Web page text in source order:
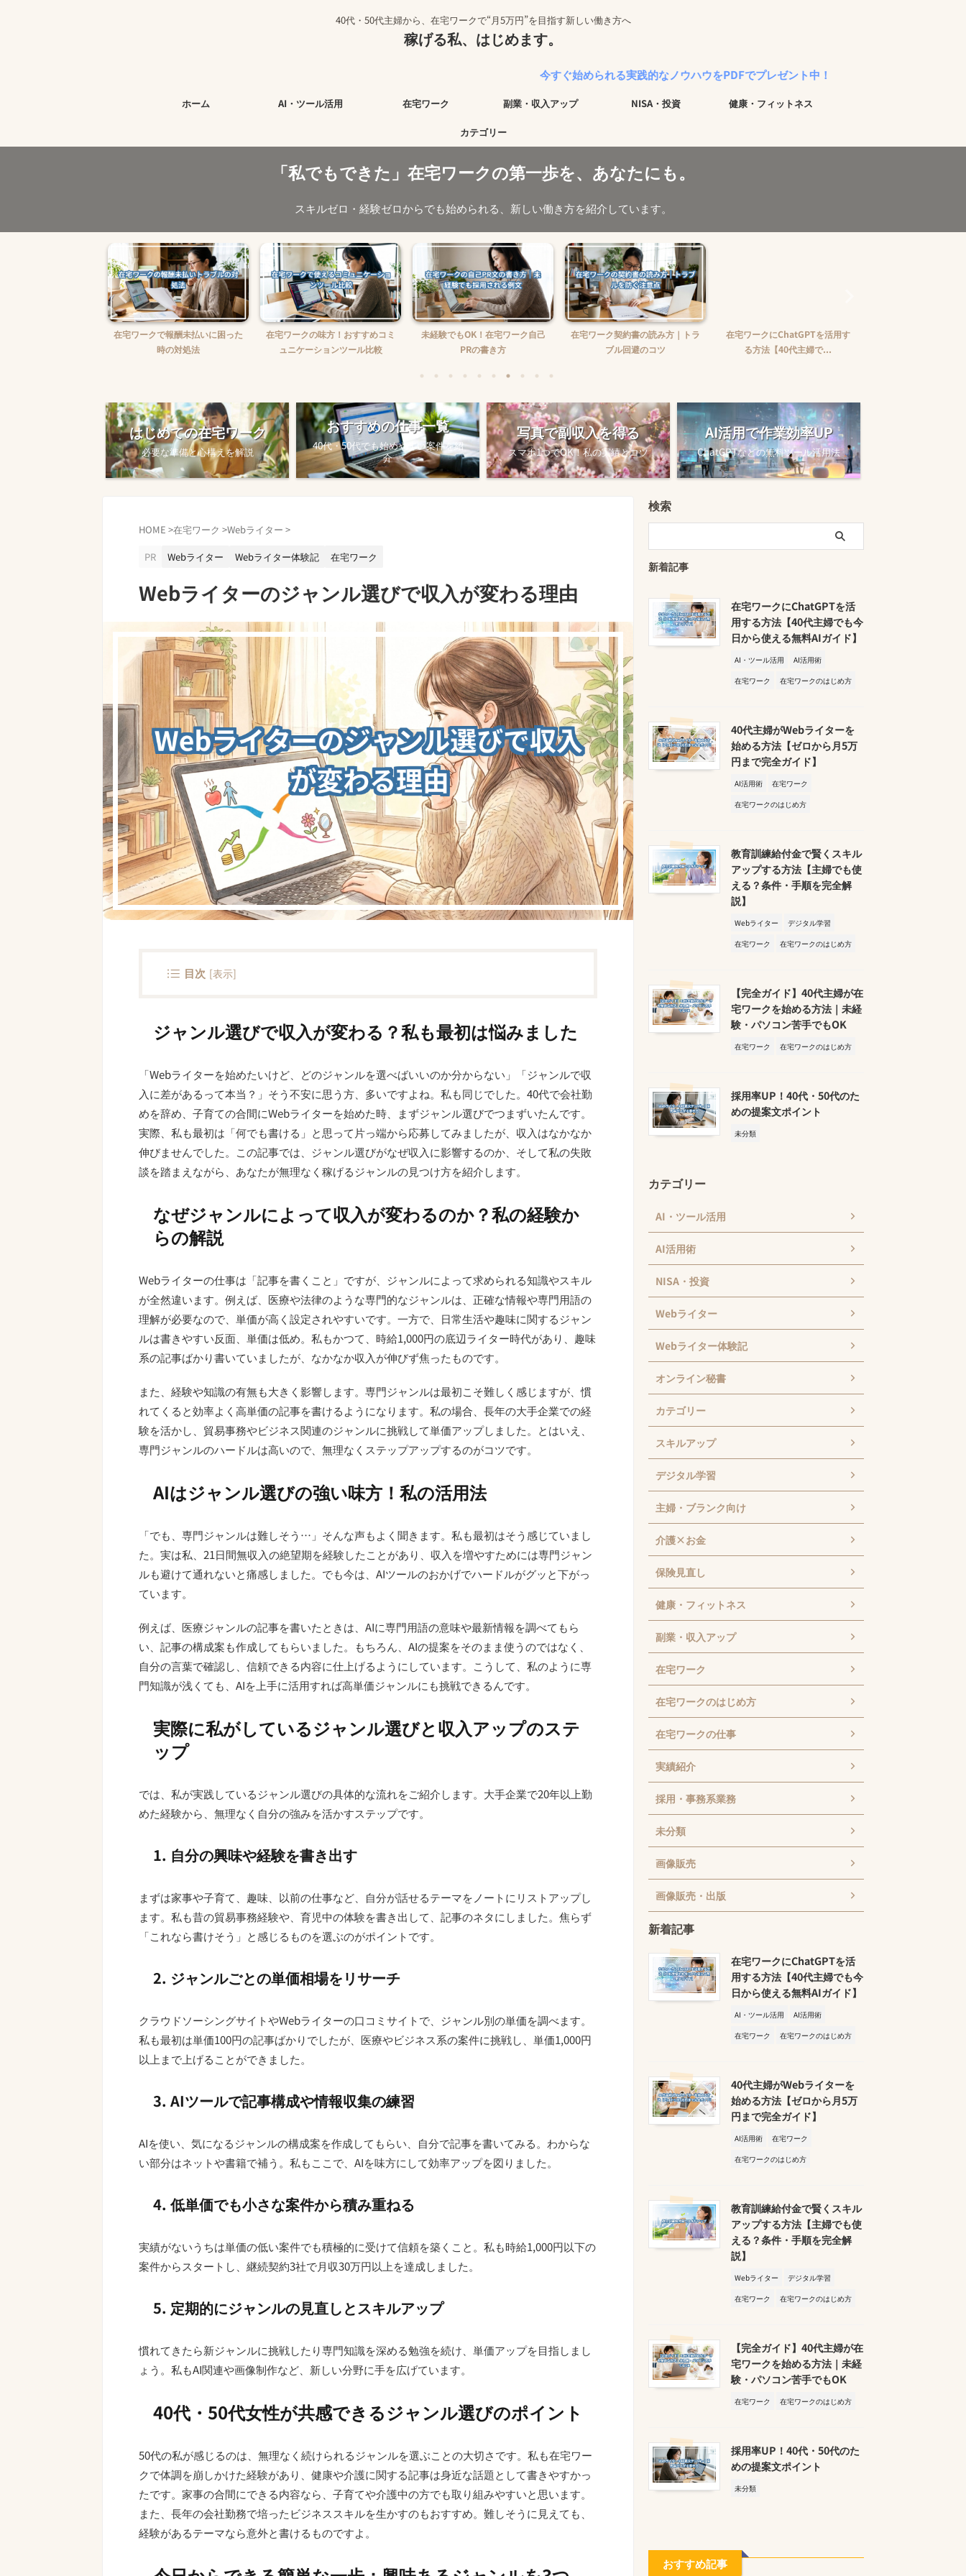
40代・50代主婦から、在宅ワークで“月5万円”を目指す新しい働き方へ
稼げる私、はじめます。
今すぐ始められる実践的なノウハウをPDFでプレゼント中！
ホーム AI・ツール活用 在宅ワーク 副業・収入アップ NISA・投資 健康・フィットネス
カテゴリー
「私でもできた」在宅ワークの第一歩を、あなたにも。
スキルゼロ・経験ゼロからでも始められる、新しい働き方を紹介しています。
在宅ワークで報酬未払いに困った
時の対処法
在宅ワークの味方！おすすめコミ
ュニケーションツール比較
未経験でもOK！在宅ワーク自己
PRの書き方
在宅ワーク契約書の読み方｜トラ
ブル回避のコツ
在宅ワークにChatGPTを活用す
る方法【40代主婦で...
はじめての在宅ワーク
必要な準備と心構えを解説
おすすめの仕事一覧
40代・50代でも始めやすい案件を紹
介
写真で副収入を得る
スマホ1つでOK！私の実績とコツ
AI活用で作業効率UP
ChatGPTなどの無料ツール活用法
HOME >在宅ワーク >Webライター >
PR
Webライター Webライター体験記 在宅ワーク
Webライターのジャンル選びで収入が変わる理由
目次 [表示]
ジャンル選びで収入が変わる？私も最初は悩みました
「Webライターを始めたいけど、どのジャンルを選べばいいのか分からない」「ジャンルで収
入に差があるって本当？」そう不安に思う方、多いですよね。私も同じでした。40代で会社勤
めを辞め、子育ての合間にWebライターを始めた時、まずジャンル選びでつまずいたんです。
実際、私も最初は「何でも書ける」と思って片っ端から応募してみましたが、収入はなかなか
伸びませんでした。この記事では、ジャンル選びがなぜ収入に影響するのか、そして私の失敗
談を踏まえながら、あなたが無理なく稼げるジャンルの見つけ方を紹介します。
なぜジャンルによって収入が変わるのか？私の経験か
らの解説
Webライターの仕事は「記事を書くこと」ですが、ジャンルによって求められる知識やスキル
が全然違います。例えば、医療や法律のような専門的なジャンルは、正確な情報や専門用語の
理解が必要なので、単価が高く設定されやすいです。一方で、日常生活や趣味に関するジャン
ルは書きやすい反面、単価は低め。私もかつて、時給1,000円の底辺ライター時代があり、趣味
系の記事ばかり書いていましたが、なかなか収入が伸びず焦ったものです。
また、経験や知識の有無も大きく影響します。専門ジャンルは最初こそ難しく感じますが、慣
れてくると効率よく高単価の記事を書けるようになります。私の場合、長年の大手企業での経
験を活かし、貿易事務やビジネス関連のジャンルに挑戦して単価アップしました。とはいえ、
専門ジャンルのハードルは高いので、無理なくステップアップするのがコツです。
AIはジャンル選びの強い味方！私の活用法
「でも、専門ジャンルは難しそう…」そんな声もよく聞きます。私も最初はそう感じていまし
た。実は私、21日間無収入の絶望期を経験したことがあり、収入を増やすためには専門ジャン
ルも避けて通れないと痛感しました。でも今は、AIツールのおかげでハードルがグッと下がっ
ています。
例えば、医療ジャンルの記事を書いたときは、AIに専門用語の意味や最新情報を調べてもら
い、記事の構成案も作成してもらいました。もちろん、AIの提案をそのまま使うのではなく、
自分の言葉で確認し、信頼できる内容に仕上げるようにしています。こうして、私のように専
門知識が浅くても、AIを上手に活用すれば高単価ジャンルにも挑戦できるんです。
実際に私がしているジャンル選びと収入アップのステ
ップ
では、私が実践しているジャンル選びの具体的な流れをご紹介します。大手企業で20年以上勤
めた経験から、無理なく自分の強みを活かすステップです。
1. 自分の興味や経験を書き出す
まずは家事や子育て、趣味、以前の仕事など、自分が話せるテーマをノートにリストアップし
ます。私も昔の貿易事務経験や、育児中の体験を書き出して、記事のネタにしました。焦らず
「これなら書けそう」と感じるものを選ぶのがポイントです。
2. ジャンルごとの単価相場をリサーチ
クラウドソーシングサイトやWebライターの口コミサイトで、ジャンル別の単価を調べます。
私も最初は単価100円の記事ばかりでしたが、医療やビジネス系の案件に挑戦し、単価1,000円
以上まで上げることができました。
3. AIツールで記事構成や情報収集の練習
AIを使い、気になるジャンルの構成案を作成してもらい、自分で記事を書いてみる。わからな
い部分はネットや書籍で補う。私もここで、AIを味方にして効率アップを図りました。
4. 低単価でも小さな案件から積み重ねる
実績がないうちは単価の低い案件でも積極的に受けて信頼を築くこと。私も時給1,000円以下の
案件からスタートし、継続契約3社で月収30万円以上を達成しました。
5. 定期的にジャンルの見直しとスキルアップ
慣れてきたら新ジャンルに挑戦したり専門知識を深める勉強を続け、単価アップを目指しまし
ょう。私もAI関連や画像制作など、新しい分野に手を広げています。
40代・50代女性が共感できるジャンル選びのポイント
50代の私が感じるのは、無理なく続けられるジャンルを選ぶことの大切さです。私も在宅ワー
クで体調を崩しかけた経験があり、健康や介護に関する記事は身近な話題として書きやすかっ
たです。家事の合間にできる内容なら、子育てや介護中の方でも取り組みやすいと思います。
また、長年の会社勤務で培ったビジネススキルを生かすのもおすすめ。難しそうに見えても、
経験があるテーマなら意外と書けるものですよ。
検索
新着記事
在宅ワークにChatGPTを活
用する方法【40代主婦でも今
日から使える無料AIガイド】
AI・ツール活用
AI活用術
在宅ワーク
在宅ワークのはじめ方
40代主婦がWebライターを
始める方法【ゼロから月5万
円まで完全ガイド】
AI活用術
在宅ワーク
在宅ワークのはじめ方
教育訓練給付金で賢くスキル
アップする方法【主婦でも使
える？条件・手順を完全解
説】
Webライター
デジタル学習
在宅ワーク
在宅ワークのはじめ方
【完全ガイド】40代主婦が在
宅ワークを始める方法｜未経
験・パソコン苦手でもOK
在宅ワーク 在宅ワークのはじめ方
採用率UP！40代・50代のた
めの提案文ポイント
未分類
カテゴリー
AI・ツール活用
AI活用術
NISA・投資
Webライター
Webライター体験記
オンライン秘書
カテゴリー
スキルアップ
デジタル学習
主婦・ブランク向け
介護×お金
保険見直し
健康・フィットネス
副業・収入アップ
在宅ワーク
在宅ワークのはじめ方
在宅ワークの仕事
実績紹介
採用・事務系業務
未分類
画像販売
画像販売・出版
新着記事
在宅ワークにChatGPTを活
用する方法【40代主婦でも今
日から使える無料AIガイド】
AI・ツール活用
AI活用術
在宅ワーク
在宅ワークのはじめ方
40代主婦がWebライターを
始める方法【ゼロから月5万
円まで完全ガイド】
AI活用術
在宅ワーク
在宅ワークのはじめ方
教育訓練給付金で賢くスキル
アップする方法【主婦でも使
える？条件・手順を完全解
説】
Webライター
デジタル学習
在宅ワーク
在宅ワークのはじめ方
【完全ガイド】40代主婦が在
宅ワークを始める方法｜未経
験・パソコン苦手でもOK
在宅ワーク 在宅ワークのはじめ方
採用率UP！40代・50代のた
めの提案文ポイント
未分類
おすすめ記事